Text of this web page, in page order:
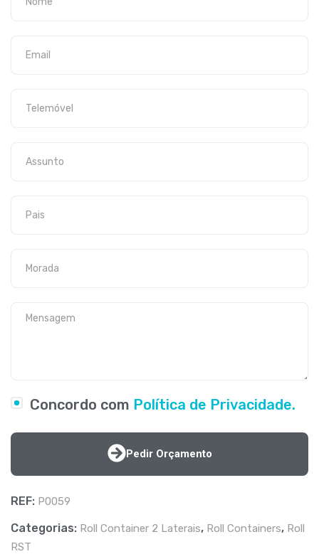
Concordo com Política de Privacidade.
Pedir Orçamento
REF: P0059
Categorias: Roll Container 2 Laterais, Roll Containers, Roll
RST